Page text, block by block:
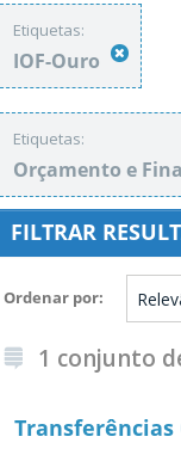
Etiquetas:
IOF-Ouro
Etiquetas:
Orçamento e
FILTRAR
Ordenar por
1 conjunto